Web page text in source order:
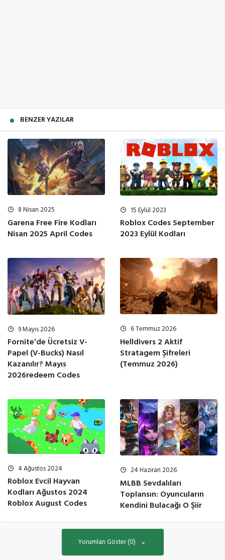
BENZER YAZILAR
8 Nisan 2025
Garena Free Fire Kodları
Nisan 2025 April Codes
15 Eylül 2023
Roblox Codes September
2023 Eylül Kodları
9 Mayıs 2026
Fornite’de Ücretsiz V-
Papel (V-Bucks) Nasıl
Kazanılır? Mayıs
2026redeem Codes
6 Temmuz 2026
Helldivers 2 Aktif
Stratagem Şifreleri
(Temmuz 2026)
4 Ağustos 2024
Roblox Evcil Hayvan
Kodları Ağustos 2024
Roblox August Codes
24 Haziran 2026
MLBB Sevdalıları
Toplansın: Oyuncuların
Kendini Bulacağı O Şiir
Yorumları Göster (0)